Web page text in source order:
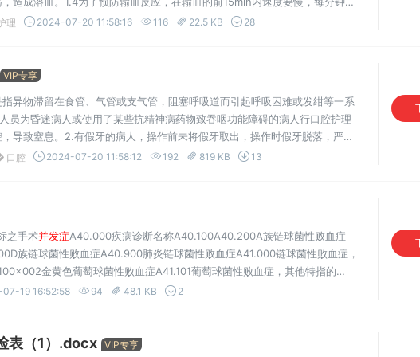
进行输血。一般每分钟60〜90滴，或在60〜90min内输完400ml血。库血...
理 2024-07-20 11:58:16 116 22.5 KB 28
VIP专享
异物滞留在食管、气管或支气管，阻塞呼吸道而引起呼吸困难或发绀等一系
员为昏迷病人或使用了某些抗精神病药物致吞咽功能障碍的病人行口腔护理
导致窒息。2.有假牙的病人，操作前未将假牙取出，操作时假牙脱落，严重
乱病人进行口腔护理时，因病人不配合操作，造成擦洗的棉球松脱，掉...
口腔 2024-07-20 11:58:12 192 819 KB 13
之手术并发症A40.000疾病诊断名称A40.100A40.200A族链球菌性败血症
族链球菌性败血症A40.900肺炎链球菌性败血症A41.000链球菌性败血症，
金黄色葡萄球菌性败血症A41.101葡萄球菌性败血症，其他特指的
凝固酶阴性葡萄球菌败血症A41.400葡萄球菌性败血症A41.400x001流感嗜
19 16:52:58 94 48.1 KB 2
表（1）.docx VIP专享